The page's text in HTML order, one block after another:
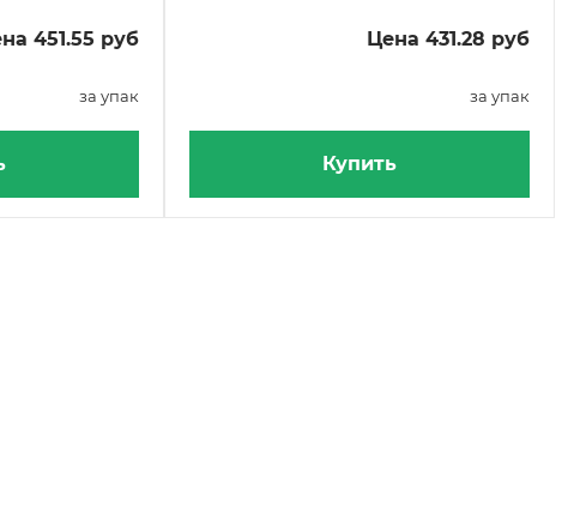
451.55 руб
за упак
Цена 431.28 руб
за упак
Купить